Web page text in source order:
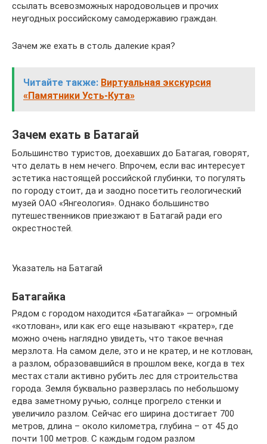
ссылать всевозможных народовольцев и прочих
неугодных российскому самодержавию граждан.
Зачем же ехать в столь далекие края?
Читайте также: Виртуальная экскурсия
«Памятники Усть-Кута»
Зачем ехать в Батагай
Большинство туристов, доехавших до Батагая, говорят,
что делать в нем нечего. Впрочем, если вас интересует
эстетика настоящей российской глубинки, то погулять
по городу стоит, да и заодно посетить геологический
музей ОАО «Янгеология». Однако большинство
путешественников приезжают в Батагай ради его
окрестностей.
Указатель на Батагай
Батагайка
Рядом с городом находится «Батагайка» — огромный
«котлован», или как его еще называют «кратер», где
можно очень наглядно увидеть, что такое вечная
мерзлота. На самом деле, это и не кратер, и не котлован,
а разлом, образовавшийся в прошлом веке, когда в тех
местах стали активно рубить лес для строительства
города. Земля буквально разверзлась по небольшому
едва заметному ручью, солнце прогрело стенки и
увеличило разлом. Сейчас его ширина достигает 700
метров, длина – около километра, глубина – от 45 до
почти 100 метров. С каждым годом разлом